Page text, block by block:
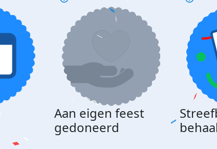
Aan eigen feest
gedoneerd